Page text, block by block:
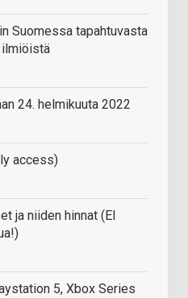
Suomessa tapahtuvasta
ilmiöistä
24. helmikuuta 2022
access)
ja niiden hinnat (EI
5, Xbox Series